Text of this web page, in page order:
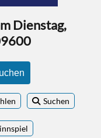
Dienstag,
Suchen